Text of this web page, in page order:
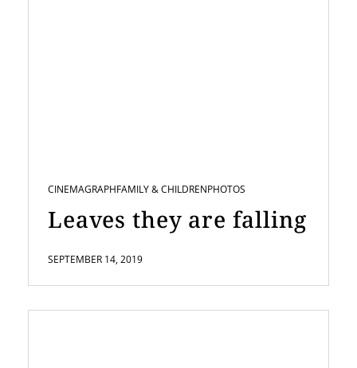
CINEMAGRAPHFAMILY & CHILDRENPHOTOS
Leaves they are falling
SEPTEMBER 14, 2019